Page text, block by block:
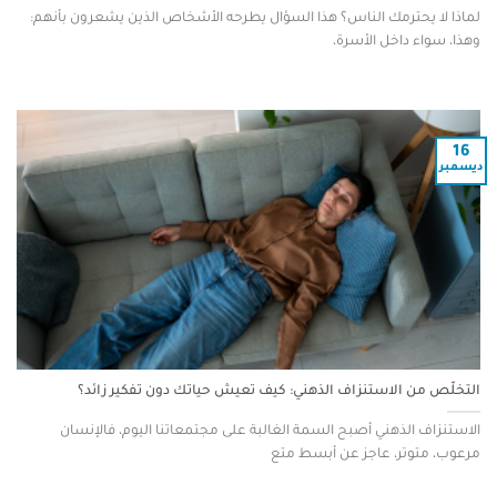
لماذا لا يحترمك الناس؟ هذا السؤال يطرحه الأشخاص الذين يشعرون بأنهم:
وهذا، سواء داخل الأسرة،
التخلّص من الاستنزاف الذهني: كيف تعيش حياتك دون تفكير زائد؟
الاستنزاف الذهني أصبح السمة الغالبة على مجتمعاتنا اليوم، فالإنسان
مرعوب، متوتر، عاجز عن أبسط متع
16
ديسمبر